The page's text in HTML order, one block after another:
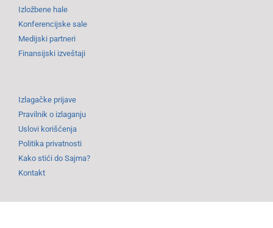
Izložbene hale
Konferencijske sale
Medijski partneri
Finansijski izveštaji
Izlagačke prijave
Pravilnik o izlaganju
Uslovi korišćenja
Politika privatnosti
Kako stići do Sajma?
Kontakt